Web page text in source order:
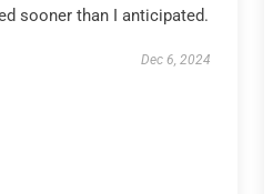
sooner than I anticipated.
Dec 6, 2024